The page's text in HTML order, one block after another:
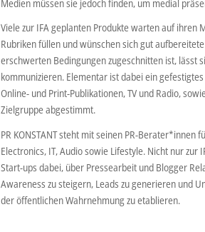
Medien müssen sie jedoch finden, um medial
Viele zur IFA geplanten Produkte warten auf ihren
Rubriken füllen und wünschen sich gut
erschwerten Bedingungen zugeschnitten ist, lässt
kommunizieren. Elementar ist dabei ein
Online- und Print-Publikationen, TV und Radio,
Zielgruppe abgestimmt.
PR KONSTANT steht mit seinen PR-
Electronics, IT, Audio sowie Lifestyle. Nicht nur
Start-ups dabei, über Pressearbeit und Blogger
Awareness zu steigern, Leads zu generieren und
der öffentlichen Wahrnehmung zu etablieren.